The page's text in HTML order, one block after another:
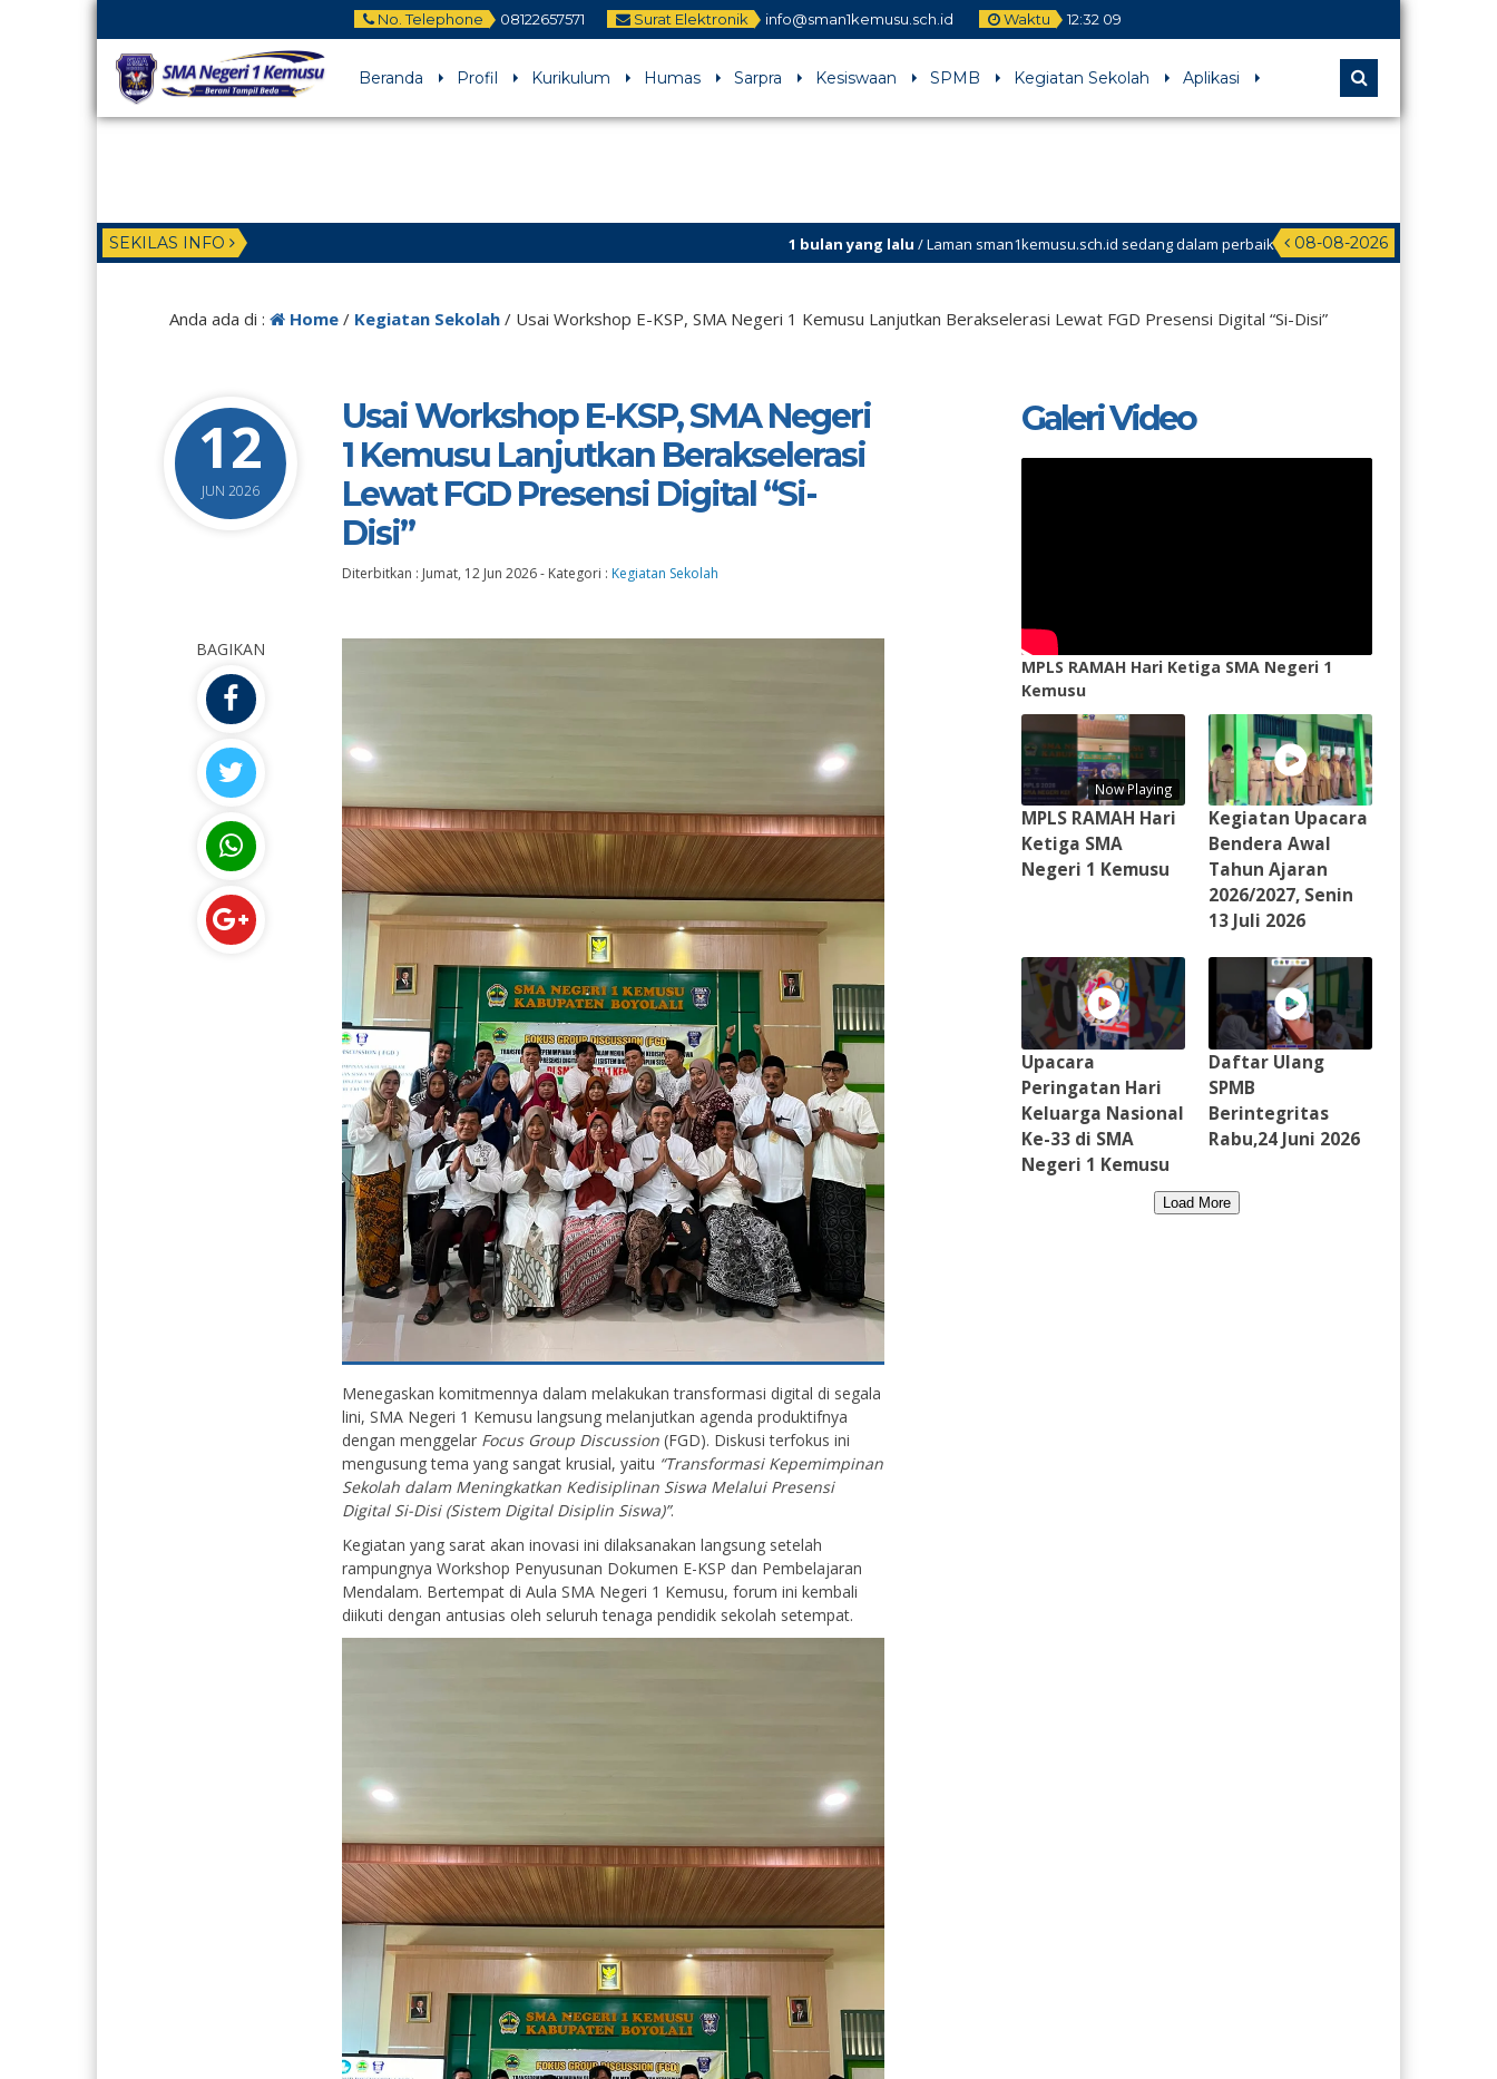
No. Telephone 08122657571 Surat Elektronik info@sman1kemusu.sch.id Waktu 12:32 11
Beranda Profil Kurikulum Humas Sarpra Kesiswaan SPMB Kegiatan Sekolah Aplikasi
SEKILAS INFO 08-08-2026
/ Laman sman1kemusu.sch.id sedang dalam perbaikan
Anda ada di : Home / Kegiatan Sekolah / Usai Workshop E-KSP, SMA Negeri 1 Kemusu Lanjutkan Berakselerasi Lewat FGD Presensi Digital “Si-Disi”
12
JUN 2026
Usai Workshop E-KSP, SMA Negeri
1 Kemusu Lanjutkan Berakselerasi
Lewat FGD Presensi Digital “Si-
Disi”
Diterbitkan : Jumat, 12 Jun 2026- Kategori : Kegiatan Sekolah
BAGIKAN
Menegaskan komitmennya dalam melakukan transformasi digital di segala
lini, SMA Negeri 1 Kemusu langsung melanjutkan agenda produktifnya
dengan menggelar Focus Group Discussion (FGD). Diskusi terfokus ini
mengusung tema yang sangat krusial, yaitu “Transformasi Kepemimpinan
Sekolah dalam Meningkatkan Kedisiplinan Siswa Melalui Presensi
Digital Si-Disi (Sistem Digital Disiplin Siswa)”.
Kegiatan yang sarat akan inovasi ini dilaksanakan langsung setelah
rampungnya Workshop Penyusunan Dokumen E-KSP dan Pembelajaran
Mendalam. Bertempat di Aula SMA Negeri 1 Kemusu, forum ini kembali
diikuti dengan antusias oleh seluruh tenaga pendidik sekolah setempat.
Galeri Video
MPLS RAMAH Hari Ketiga SMA Negeri 1
Kemusu
Now Playing
MPLS RAMAH Hari
Ketiga SMA
Negeri 1 Kemusu
Kegiatan Upacara
Bendera Awal
Tahun Ajaran
2026/2027, Senin
13 Juli 2026
Upacara
Peringatan Hari
Keluarga Nasional
Ke-33 di SMA
Negeri 1 Kemusu
Daftar Ulang
SPMB
Berintegritas
Rabu,24 Juni 2026
Load More